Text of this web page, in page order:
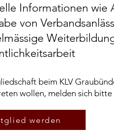
Informationen wie
von
beim KLV
wollen, melden sich
werden